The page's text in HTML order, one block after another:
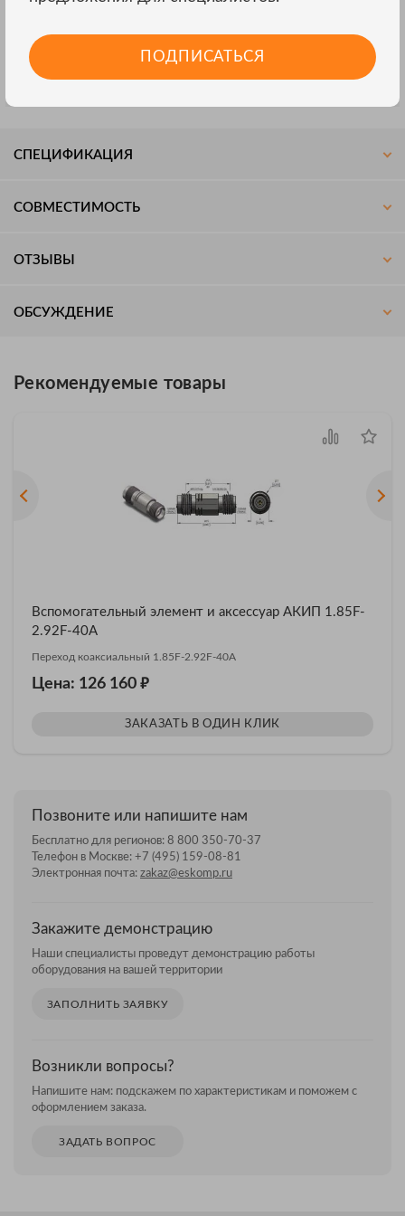
Характ. измерительных принадлежностей
водонепроницаемый
Размеры 566 x 476 x 305мм
СПЕЦИФИКАЦИЯ
СОВМЕСТИМОСТЬ
ОТЗЫВЫ
ОБСУЖДЕНИЕ
Рекомендуемые товары
Вспомогательный элемент и аксессуар АКИП 1.85F-
2.92F-40A
Переход коаксиальный 1.85F-2.92F-40A
Цена: 126 160 ₽
ЗАКАЗАТЬ В ОДИН КЛИК
Позвоните или напишите нам
Бесплатно для регионов: 8 800 350-70-37
Телефон в Москве: +7 (495) 159-08-81
Электронная почта: zakaz@eskomp.ru
Закажите демонстрацию
Наши специалисты проведут демонстрацию работы
оборудования на вашей территории
ЗАПОЛНИТЬ ЗАЯВКУ
Возникли вопросы?
Напишите нам: подскажем по характеристикам и поможем с
оформлением заказа.
ЗАДАТЬ ВОПРОС
ПОДПИСАТЬСЯ